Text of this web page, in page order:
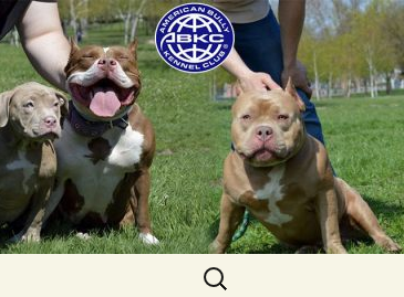
sale. Worldwide shipping
Найти: